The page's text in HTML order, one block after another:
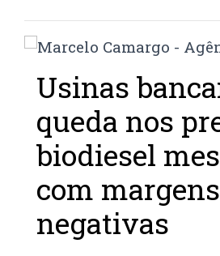
Usinas
queda nos
biodiesel
com margens
negativas